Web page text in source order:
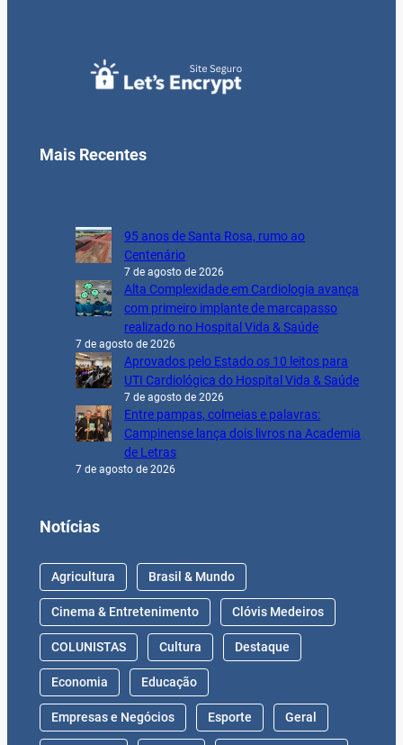
Mais Recentes
95 anos de Santa Rosa, rumo ao
Centenário
7 de agosto de 2026
Alta Complexidade em Cardiologia avança
com primeiro implante de marcapasso
realizado no Hospital Vida & Saúde
7 de agosto de 2026
Aprovados pelo Estado os 10 leitos para
UTI Cardiológica do Hospital Vida & Saúde
7 de agosto de 2026
Entre pampas, colmeias e palavras:
Campinense lança dois livros na Academia
de Letras
7 de agosto de 2026
Notícias
Agricultura Brasil & Mundo
Cinema & Entretenimento Clóvis Medeiros
COLUNISTAS Cultura Destaque
Economia Educação
Empresas e Negócios Esporte Geral